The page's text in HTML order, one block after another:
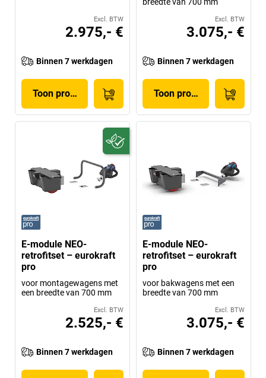
Excl. BTW
2.975,- €
Binnen 7 werkdagen
Toon product
breedte van 700 mm
Excl. BTW
3.075,- €
Binnen 7 werkdagen
Toon product
E-module NEO-
retrofitset – eurokraft
pro
voor montagewagens met
een breedte van 700 mm
Excl. BTW
2.525,- €
Binnen 7 werkdagen
E-module NEO-
retrofitset – eurokraft
pro
voor bakwagens met een
breedte van 700 mm
Excl. BTW
3.075,- €
Binnen 7 werkdagen